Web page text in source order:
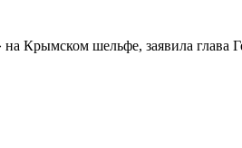
Крымском шельфе, заявила глава